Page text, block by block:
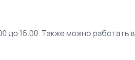
до 16.00. Также можно работать в